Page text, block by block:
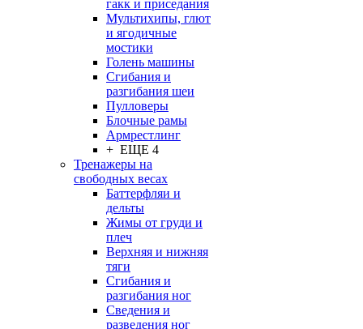
гакк и приседания
Мультихипы, глют
и ягодичные
мостики
Голень машины
Сгибания и
разгибания шеи
Пулловеры
Блочные рамы
Армрестлинг
+ ЕЩЕ 4
Тренажеры на
свободных весах
Баттерфляи и
дельты
Жимы от груди и
плеч
Верхняя и нижняя
тяги
Сгибания и
разгибания ног
Сведения и
разведения ног